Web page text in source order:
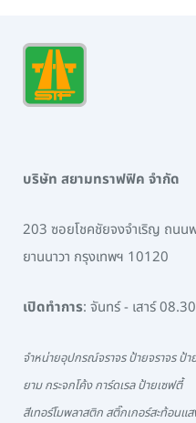
บริษัท สยามทราฟฟิค จำกัด
203 ซอยโชคชัยจงจำเริญ ถนน
ยานนาวา กรุงเทพฯ 10120
เปิดทำการ: จันทร์ - เสาร์
จำหน่ายอุปกรณ์จราจร ป้ายจราจร ป้
ยาม กระจกโค้ง การ์ดเรล ป้ายเซฟตี้
สีเทอร์โมพลาสติก สติ๊กเกอร์สะท้อน